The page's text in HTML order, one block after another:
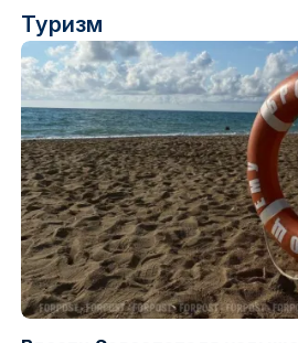
Туризм